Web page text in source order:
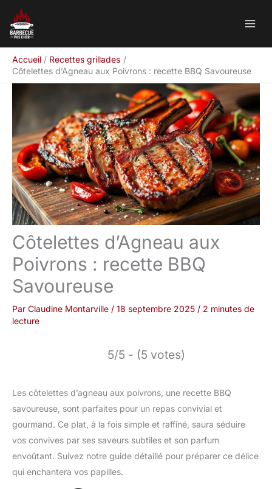
contenu
Accueil
Recettes grillades
Côtelettes d’Agneau aux Poivrons : recette BBQ Savoureuse
Côtelettes d’Agneau aux
Poivrons : recette BBQ
Savoureuse
Par Claudine Montarville / 18 septembre 2025 / 2 minutes de
lecture
5/5 - (5 votes)
Les côtelettes d’agneau aux poivrons, une recette BBQ
savoureuse, sont parfaites pour un repas convivial et
gourmand. Ce plat, à la fois simple et raffiné, saura séduire
vos convives par ses saveurs subtiles et son parfum
envoûtant. Suivez notre guide détaillé pour préparer ce délice
qui enchantera vos papilles.
Rechercher